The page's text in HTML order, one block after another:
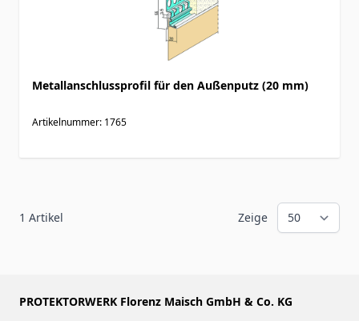
Metallanschlussprofil für den Außenputz (20 mm)
Artikelnummer: 1765
1 Artikel Zeige
PROTEKTORWERK Florenz Maisch GmbH & Co. KG